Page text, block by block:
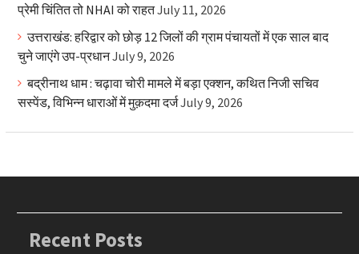
प्रेमी चिंतित तो NHAI को राहतJuly 11, 2026
उत्तराखंड: हरिद्वार को छोड़ 12 जिलों की ग्राम पंचायतों में एक साल बाद
चुने जाएंगे उप-प्रधानJuly 9, 2026
बद्रीनाथ धाम : चढ़ावा चोरी मामले में बड़ा एक्शन, कथित निजी सचिव
सस्पेंड, विभिन्न धाराओं में मुक़दमा दर्जJuly 9, 2026
Recent Posts